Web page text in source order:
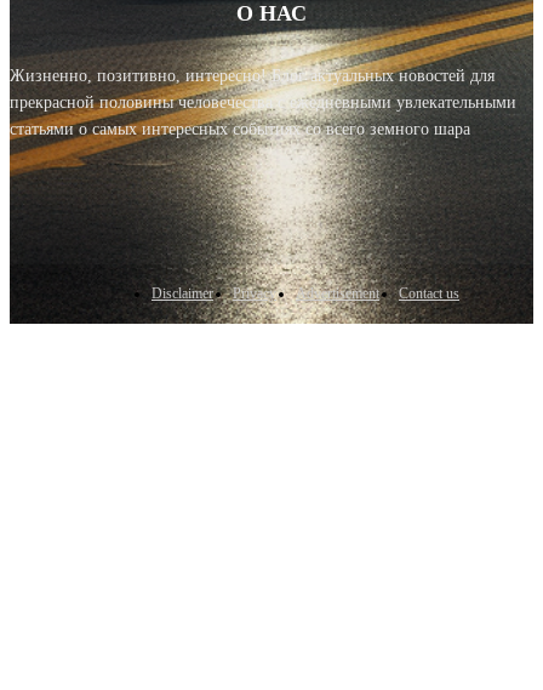
О НАС
Жизненно, позитивно, интересно! Блог актуальных новостей для
прекрасной половины человечества с ежедневными увлекательными
статьями о самых интересных событиях со всего земного шара
Disclaimer Privacy Advertisement Contact us